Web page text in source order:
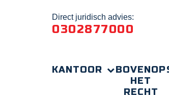
KANTOOR
BOVENOP
HET
RECHT
Direct juridisch advies:
0302877000